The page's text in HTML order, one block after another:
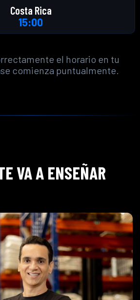
Costa Rica
15:00
el horario en tu
comienza puntualmente.
VA A ENSEÑAR